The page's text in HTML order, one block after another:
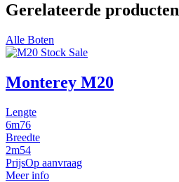
Gerelateerde producten
Alle Boten
Monterey M20
Lengte
6m76
Breedte
2m54
PrijsOp aanvraag
Meer info